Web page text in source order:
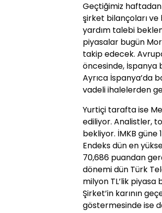
Geçtiğimiz
şirket bilançoları ve
yardım talebi
piyasalar bugün
takip edecek.
öncesinde, İspanya
Ayrıca İspanya’da
vadeli ihalelerden
Yurtiçi tarafta ise
ediliyor. Analistler,
bekliyor. İMKB güne
Endeks dün en
70,686 puandan
dönemi dün Türk
milyon TL’lik piyasa
Şirket’in karının
göstermesinde ise